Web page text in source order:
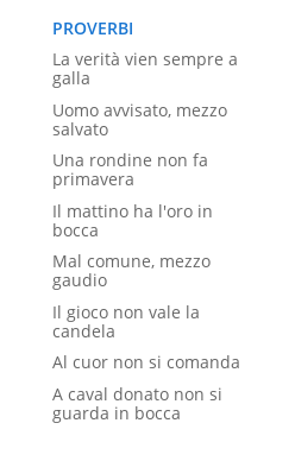
PROVERBI
La verità vien sempre a
galla
Uomo avvisato, mezzo
salvato
Una rondine non fa
primavera
Il mattino ha l'oro in
bocca
Mal comune, mezzo
gaudio
Il gioco non vale la
candela
Al cuor non si comanda
A caval donato non si
guarda in bocca